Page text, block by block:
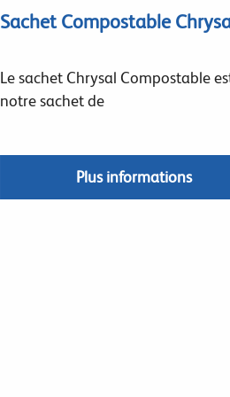
Sachet Compostable
Le sachet Chrysal Compostable
notre sachet de
Plus informations